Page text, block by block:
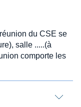
du CSE se
salle .....(à
comporte les